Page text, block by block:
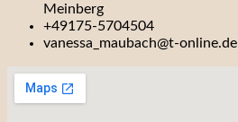
Meinberg
+49175-5704504
vanessa_maubach@t-online.de